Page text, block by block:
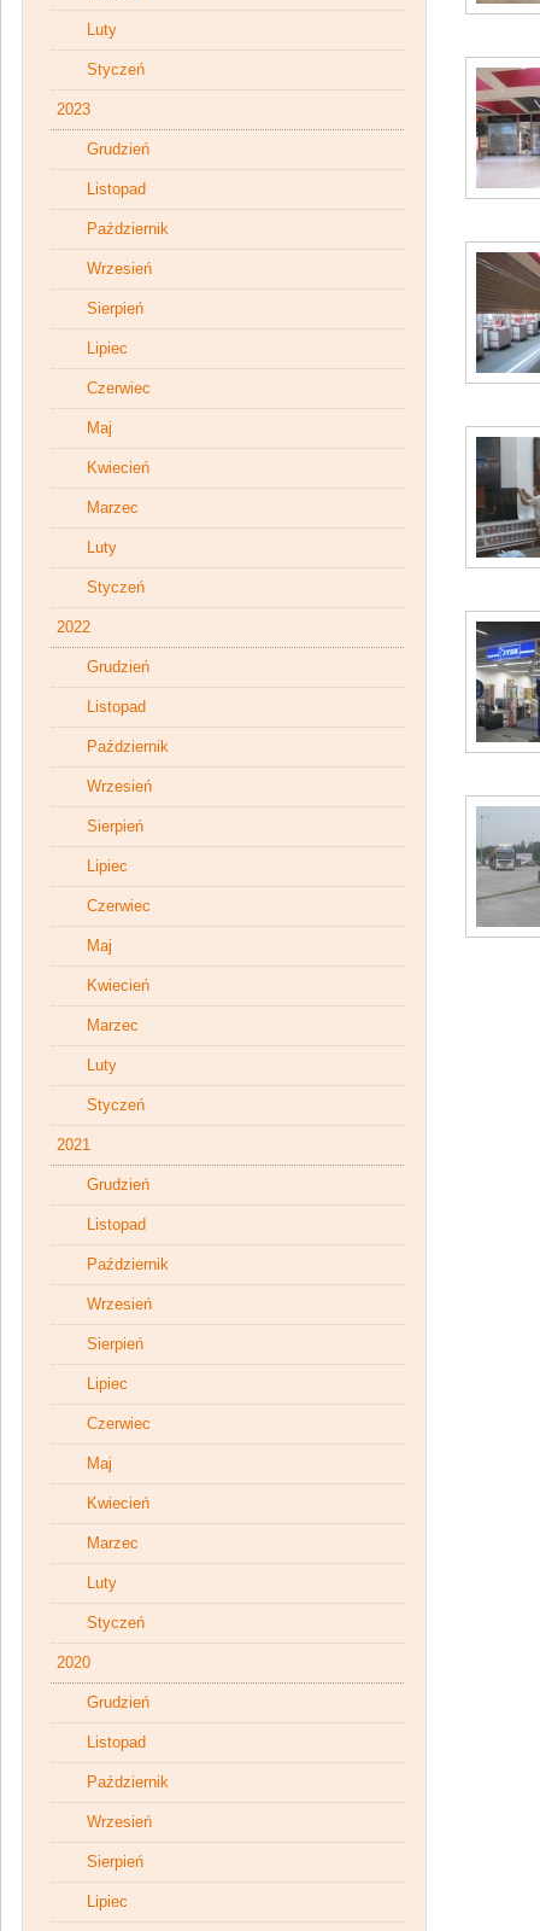
Luty
Styczeń
2023
Grudzień
Listopad
Październik
Wrzesień
Sierpień
Lipiec
Czerwiec
Maj
Kwiecień
Marzec
Luty
Styczeń
2022
Grudzień
Listopad
Październik
Wrzesień
Sierpień
Lipiec
Czerwiec
Maj
Kwiecień
Marzec
Luty
Styczeń
2021
Grudzień
Listopad
Październik
Wrzesień
Sierpień
Lipiec
Czerwiec
Maj
Kwiecień
Marzec
Luty
Styczeń
2020
Grudzień
Listopad
Październik
Wrzesień
Sierpień
Lipiec